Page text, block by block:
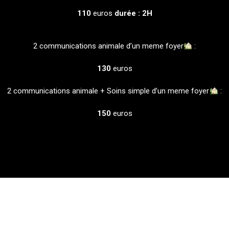
110 euros durée : 2H
2 communications animale d’un meme foyer :
130euros
2 communications animale + Soins simple d’un meme foyer :
150 euros